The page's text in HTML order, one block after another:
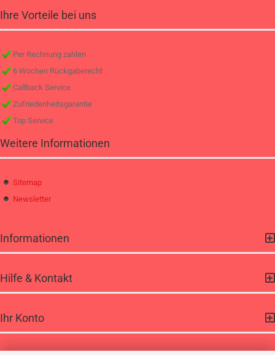
Ihre Vorteile bei uns
Per Rechnung zahlen
6 Wochen Rückgaberecht
Callback Service
Zufriedenheitsgarantie
Top Service
Weitere Informationen
Sitemap
Newsletter
Informationen
Hilfe & Kontakt
Ihr Konto